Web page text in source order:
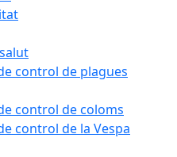
control de plagues
control de coloms
control de la Vespa